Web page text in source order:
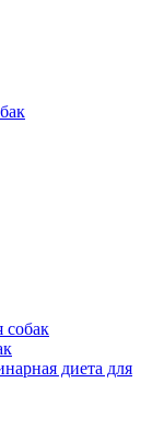
собак
диета для